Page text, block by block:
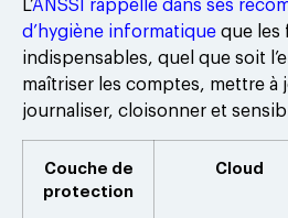
L’ANSSI rappelle dans ses
d’hygiène informatique que les
indispensables, quel que soit
maîtriser les comptes, mettre à
journaliser, cloisonner et
Couche de
protection
Cloud